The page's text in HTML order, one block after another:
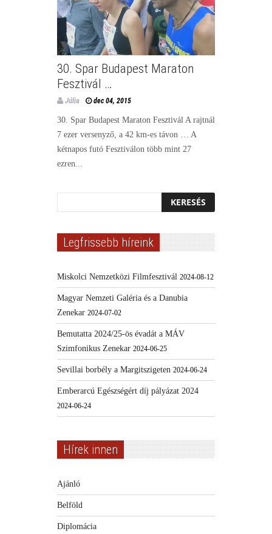
30. Spar Budapest Maraton
Fesztivál …
Júlia dec 04, 2015
30. Spar Budapest Maraton Fesztivál A rajtnál
7 ezer versenyző, a 42 km-es távon … A
kétnapos futó Fesztiválon több mint 27
ezren...
Legfrissebb híreink
Miskolci Nemzetközi Filmfesztivál 2024-08-12
Magyar Nemzeti Galéria és a Danubia
Zenekar 2024-07-02
Bemutatta 2024/25-ös évadát a MÁV
Szimfonikus Zenekar 2024-06-25
Sevillai borbély a Margitszigeten 2024-06-24
Emberarcú Egészségért díj pályázat 2024
2024-06-24
Hírek innen
Ajánló
Belföld
Diplomácia